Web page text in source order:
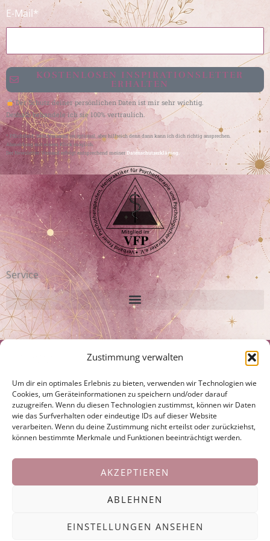
Zustimmung verwalten
Um dir ein optimales Erlebnis zu bieten, verwenden wir Technologien wie
Cookies, um Geräteinformationen zu speichern und/oder darauf
zuzugreifen. Wenn du diesen Technologien zustimmst, können wir Daten
wie das Surfverhalten oder eindeutige IDs auf dieser Website
verarbeiten. Wenn du deine Zustimmung nicht erteilst oder zurückziehst,
können bestimmte Merkmale und Funktionen beeinträchtigt werden.
AKZEPTIEREN
ABLEHNEN
EINSTELLUNGEN ANSEHEN
E-Mail*
KOSTENLOSEN INSPIRATIONSLETTER
ERHALTEN
Der Schutz deiner persönlichen Daten ist mir sehr wichtig.
Deshalb behandele ich sie 100% vertraulich.
* Pflichtfeld. Dein Vorname ist optional, aber hilfreich denn dann kann ich dich richtig ansprechen.
Abmeldung mit einem Klick möglich.
Der Newsletter-Versand erfolgt entsprechend meiner Datenschutzerklärung.
Service
Hypnosen, Coachings und energetische Behandlungen ersetzen nicht die
Behandlung durch einen Arzt, Psychologen oder Heilpraktiker, sind jedoch
eine wertvolle Ergänzung zu laufenden Behandlungen und unterstützen
die Selbstheilungskräfte.
bzw. künftige nicht hinausgeschoben oder unterlassen werden.